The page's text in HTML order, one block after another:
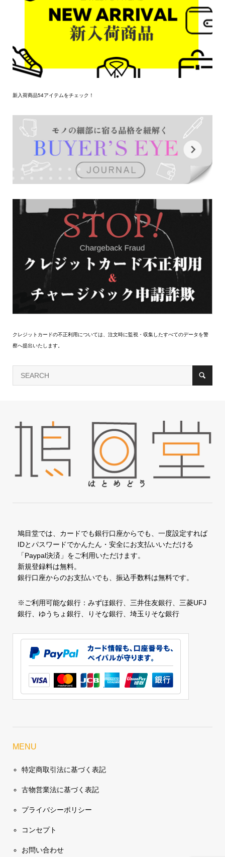
新入荷商品54アイテムをチェック！
クレジットカードの不正利用については、注文時に監視・収集したすべてのデータを警
察へ提出いたします。
鳩目堂では、カードでも銀行口座からでも、一度設定すれば
IDとパスワードでかんたん・安全にお支払いいただける
「Paypal決済」をご利用いただけます。
新規登録料は無料。
銀行口座からのお支払いでも、振込手数料は無料です。
※ご利用可能な銀行：みずほ銀行、三井住友銀行、三菱UFJ
銀行、ゆうちょ銀行、りそな銀行、埼玉りそな銀行
MENU
特定商取引法に基づく表記
古物営業法に基づく表記
プライバシーポリシー
コンセプト
お問い合わせ